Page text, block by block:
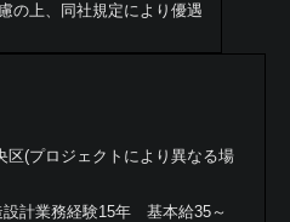
の上、同社規定により優遇
区(プロジェクトにより異なる場
設計業務経験15年 基本給35～